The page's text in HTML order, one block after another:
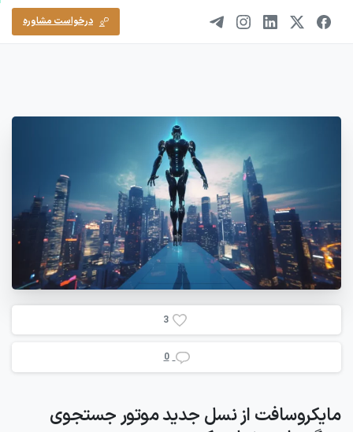
درخواست مشاوره
3
0
مایکروسافت ازنسل جدیدموتورجستجوی